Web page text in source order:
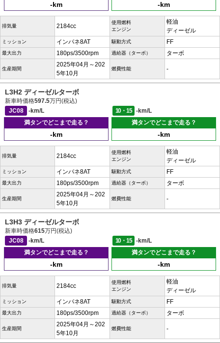
-km -km
排気量 2184cc
使用燃料
エンジン
軽油
ディーゼル
ミッション インパネ8AT 駆動方式 FF
最大出力 180ps/3500rpm 過給器（ターボ） ターボ
生産期間
2025年04月～202
5年10月
燃費性能 -
L3H2 ディーゼルターボ
新車時価格597.5万円(税込)
JC08
-km/L 10・15
-km/L
満タンでどこまで走る？
-km
満タンでどこまで走る？
-km
排気量 2184cc
使用燃料
エンジン
軽油
ディーゼル
ミッション インパネ8AT 駆動方式 FF
最大出力 180ps/3500rpm 過給器（ターボ） ターボ
生産期間
2025年04月～202
5年10月
燃費性能 -
L3H3 ディーゼルターボ
新車時価格615万円(税込)
JC08
-km/L 10・15
-km/L
満タンでどこまで走る？
-km
満タンでどこまで走る？
-km
排気量 2184cc
使用燃料
エンジン
軽油
ディーゼル
ミッション インパネ8AT 駆動方式 FF
最大出力 180ps/3500rpm 過給器（ターボ） ターボ
生産期間
2025年04月～202
5年10月
燃費性能 -